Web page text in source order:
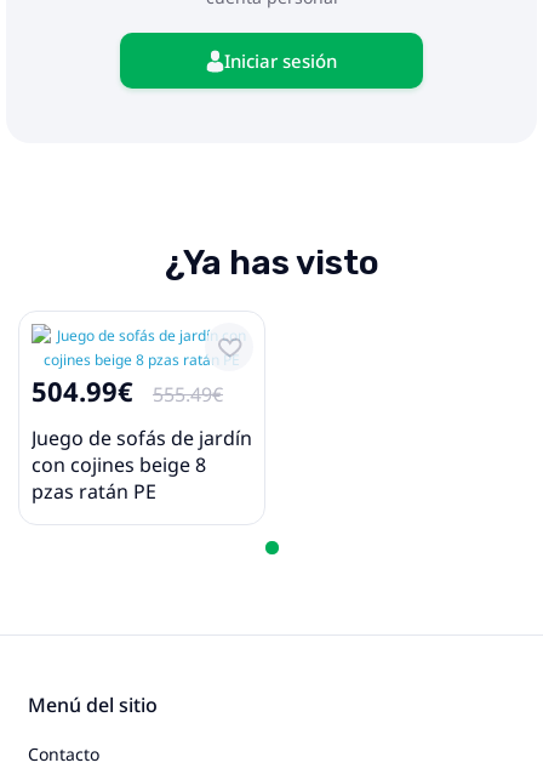
Iniciar sesión
¿Ya has visto
504.99€
555.49€
Juego de sofás de jardín
con cojines beige 8
pzas ratán PE
Menú del sitio
Contacto